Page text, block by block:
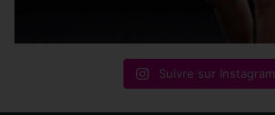
Suivre sur Instagram